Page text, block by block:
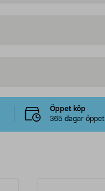
Öppet köp
365 dagar öppet